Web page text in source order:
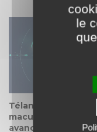
Télangiectasies
maculaires,
avanceés
le